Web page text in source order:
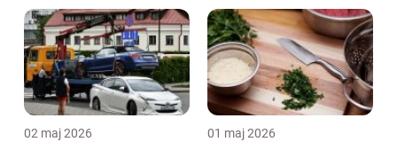
02 maj 2026 01 maj 2026